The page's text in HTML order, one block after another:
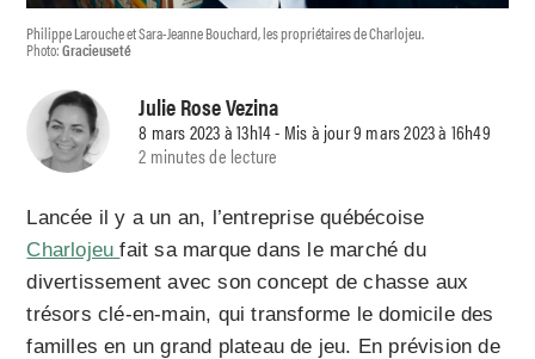
Philippe Larouche et Sara-Jeanne Bouchard, les propriétaires de Charlojeu.
Photo:Gracieuseté
Julie Rose Vezina
8 mars 2023 à 13h14 - Mis à jour 9 mars 2023 à 16h49
2 minutes de lecture
Lancée il y a un an, l’entreprise québécoise
Charlojeufait sa marque dans le marché du
divertissement avec son concept de chasse aux
trésors clé-en-main, qui transforme le domicile des
familles en un grand plateau de jeu. En prévision de